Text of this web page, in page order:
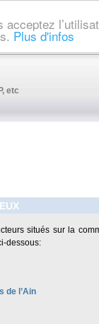
Plus d'infos
etc
situés sur la
dessous:
de l’Ain